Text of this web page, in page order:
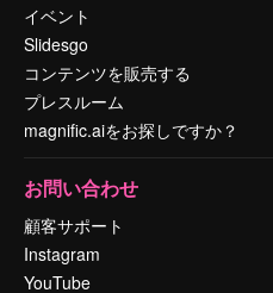
イベント
Slidesgo
コンテンツを販売する
プレスルーム
magnific.aiをお探しですか？
お問い合わせ
顧客サポート
Instagram
YouTube